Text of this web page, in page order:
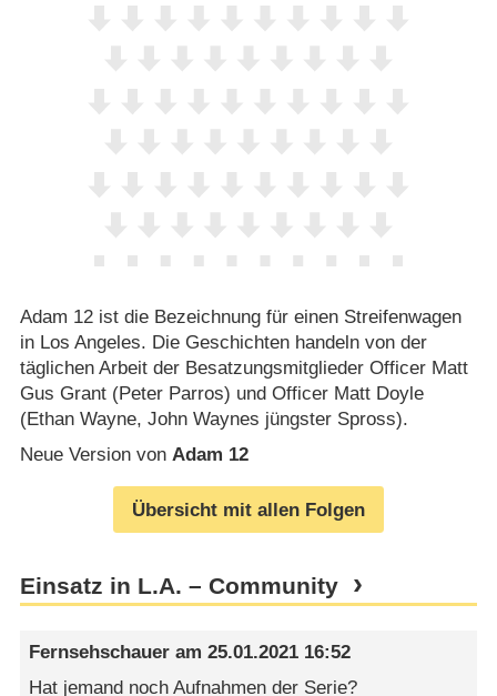
Adam 12 ist die Bezeichnung für einen Streifenwagen
in Los Angeles. Die Geschichten handeln von der
täglichen Arbeit der Besatzungsmitglieder Officer Matt
Gus Grant (Peter Parros) und Officer Matt Doyle
(Ethan Wayne, John Waynes jüngster Spross).
Neue Version von Adam 12
Übersicht mit allen Folgen
Einsatz in L.A. – Community
Fernsehschauer am25.01.2021 16:52
Hat jemand noch Aufnahmen der Serie?